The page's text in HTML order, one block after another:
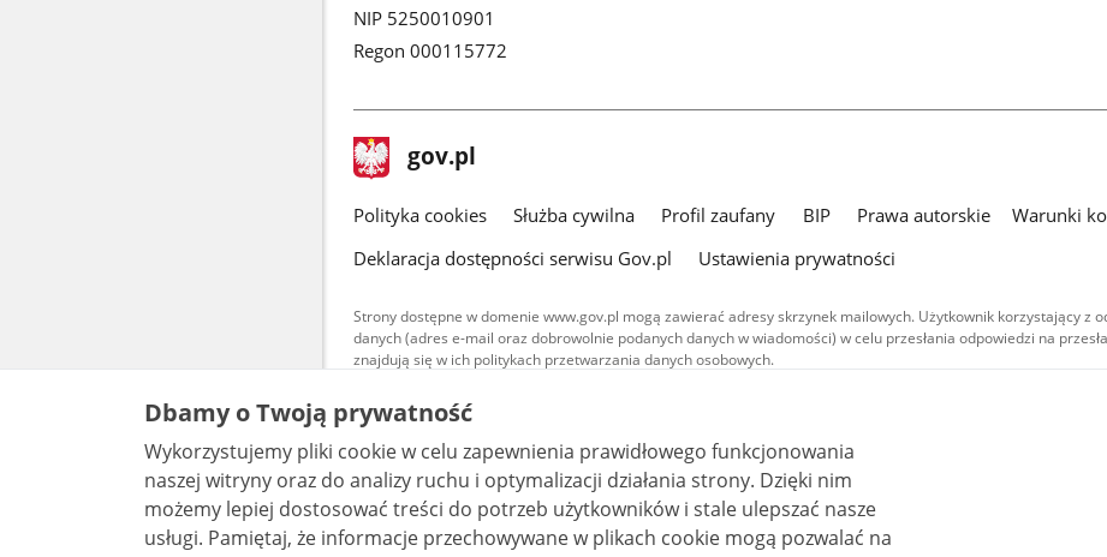
NIP 5250010901
Regon 000115772
stopka
gov.pl Strona
gov.pl
gov.pl
Polityka cookies Służba cywilna Profil zaufany BIP Prawa autorskie Warunki
Deklaracja dostępności serwisu Gov.pl
Ustawienia prywatności
Strony dostępne w domenie www.gov.pl mogą zawierać adresy skrzynek mailowych. Użytkownik korzystający
danych (adres e-mail oraz dobrowolnie podanych danych w wiadomości) w celu przesłania odpowiedzi na
znajdują się w ich politykach przetwarzania danych osobowych.
Treści tekstowe publikowane w serwisie (z wyłączeniem treści audiowizualnych), są
udostępniane na licencji typu Creative Commons: uznanie autorstwa - na tych samych
warunkach 4.0 (CC BY-SA 4.0). Materiały audiowizualne, w tym zdjęcia, materiały audio i wideo,
są udostępniane na licencji typu Creative Commons: uznanie autorstwa użycie niekomercyjne -
bez utworów zależnych 4.0 (CC BY-NC-ND 4.0), o ile nie jest to stwierdzone inaczej.
Dbamy o Twoją prywatność
Wykorzystujemy pliki cookie w celu zapewnienia prawidłowego funkcjonowania
naszej witryny oraz do analizy ruchu i optymalizacji działania strony. Dzięki nim
możemy lepiej dostosować treści do potrzeb użytkowników i stale ulepszać nasze
usługi. Pamiętaj, że informacje przechowywane w plikach cookie mogą pozwalać na